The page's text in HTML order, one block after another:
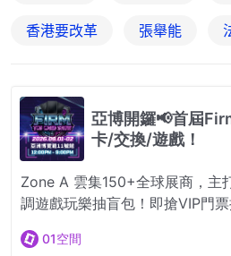
香港要改革 張舉能